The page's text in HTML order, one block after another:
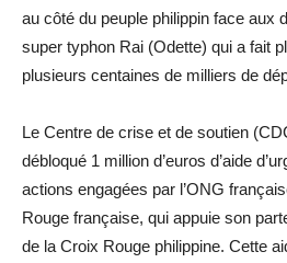
au côté du peuple philippin face aux
super typhon Rai (Odette) qui a fait
plusieurs centaines de milliers de
Le Centre de crise et de soutien
débloqué 1 million d’euros d’aide
actions engagées par l’ONG
Rouge française, qui appuie son
de la Croix Rouge philippine. Cette